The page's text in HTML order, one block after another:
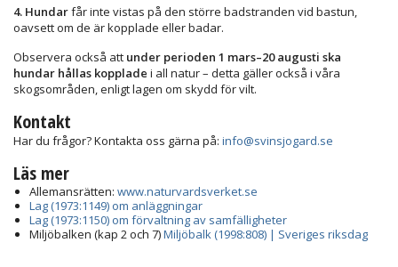
4. Hundarfår inte vistas på den större badstranden vid bastun,
oavsett om de är kopplade eller badar.
Observera också att under perioden 1 mars–20 augusti ska
hundar hållas kopplade i all natur – detta gäller också i våra
skogsområden, enligt lagen om skydd för vilt.
Kontakt
Har du frågor? Kontakta oss gärna på: info@svinsjogard.se
Läs mer
Allemansrätten: www.naturvardsverket.se
Lag (1973:1149) om anläggningar
Lag (1973:1150) om förvaltning av samfälligheter
Miljöbalken (kap 2 och 7)Miljöbalk (1998:808) | Sveriges riksdag